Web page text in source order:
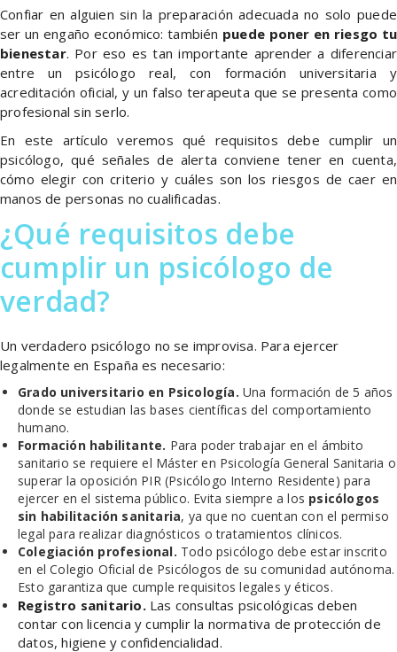
Confiar en alguien sin la preparación adecuada no solo puede
ser un engaño económico: también puede poner en riesgo tu
bienestar. Por eso es tan importante aprender a diferenciar
entre un psicólogo real, con formación universitaria y
acreditación oficial, y un falso terapeuta que se presenta como
profesional sin serlo.
En este artículo veremos qué requisitos debe cumplir un
psicólogo, qué señales de alerta conviene tener en cuenta,
cómo elegir con criterio y cuáles son los riesgos de caer en
manos de personas no cualificadas.
¿Qué requisitos debe
cumplir un psicólogo de
verdad?
Un verdadero psicólogo no se improvisa. Para ejercer
legalmente en España es necesario:
Grado universitario en Psicología. Una formación de 5 años
donde se estudian las bases científicas del comportamiento
humano.
Formación habilitante. Para poder trabajar en el ámbito
sanitario se requiere el Máster en Psicología General Sanitaria o
superar la oposición PIR (Psicólogo Interno Residente) para
ejercer en el sistema público. Evita siempre a los psicólogos
sin habilitación sanitaria, ya que no cuentan con el permiso
legal para realizar diagnósticos o tratamientos clínicos.
Colegiación profesional. Todo psicólogo debe estar inscrito
en el Colegio Oficial de Psicólogos de su comunidad autónoma.
Esto garantiza que cumple requisitos legales y éticos.
Registro sanitario.Las consultas psicológicas deben
contar con licencia y cumplir la normativa de protección de
datos, higiene y confidencialidad.